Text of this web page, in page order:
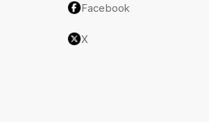
Facebook
X